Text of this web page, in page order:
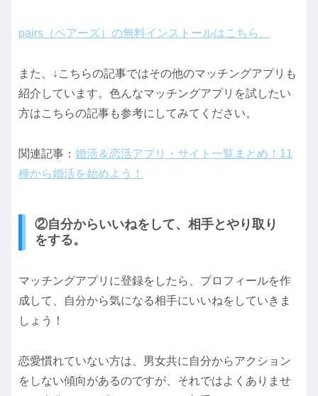
pairs（ペアーズ）の無料インストールはこちら。
また、↓こちらの記事ではその他のマッチングアプリも
紹介しています。色んなマッチングアプリを試したい
方はこちらの記事も参考にしてみてください。
関連記事： 婚活＆恋活アプリ・サイト一覧まとめ！11
種から婚活を始めよう！
②自分からいいねをして、相手とやり取り
をする。
マッチングアプリに登録をしたら、プロフィールを作
成して、自分から気になる相手にいいねをしていきま
しょう！
恋愛慣れていない方は、男女共に自分からアクション
をしない傾向があるのですが、それではよくありませ